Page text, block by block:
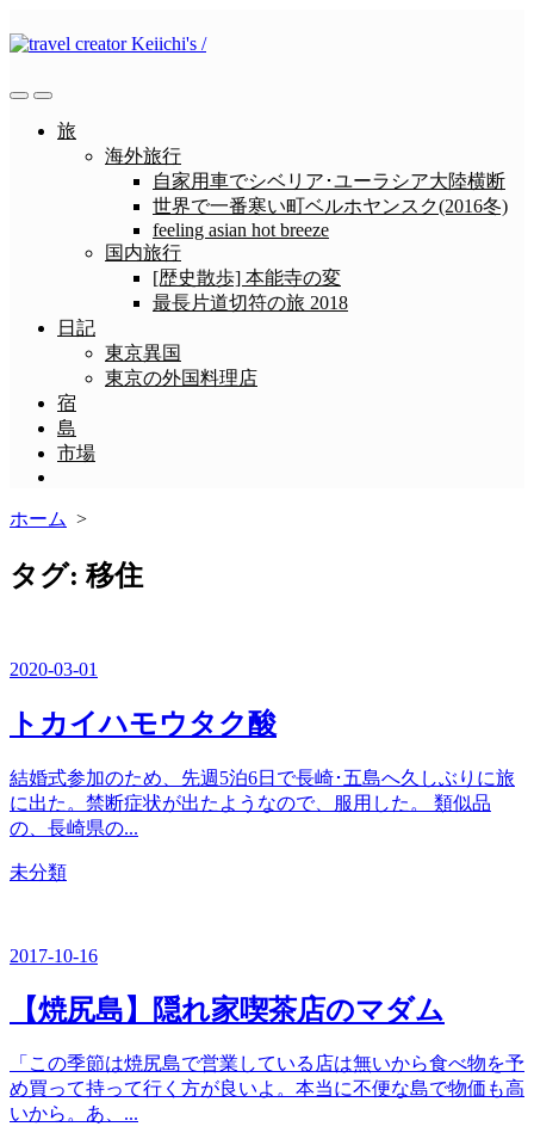
ン
ン
検
メ
ニ 旅
海外旅行
自家用車でシベリア･ユーラシア大陸横断
世界で一番寒い町ベルホヤンスク(2016冬)
feeling asian hot breeze
国内旅行
[歴史散歩] 本能寺の変
最長片道切符の旅 2018
日記
東京異国
東京の外国料理店
宿
島
市場
ュ
を
閉
ホーム >
タグ: 移住
2020-03-01
トカイハモウタク酸
結婚式参加のため、先週5泊6日で長崎･五島へ久しぶりに旅
に出た。禁断症状が出たようなので、服用した。 類似品
の、長崎県の...
カ
リ
ー
未分類
2017-10-16
【焼尻島】隠れ家喫茶店のマダム
「この季節は焼尻島で営業している店は無いから食べ物を予
め買って持って行く方が良いよ。本当に不便な島で物価も高
いから。あ、...